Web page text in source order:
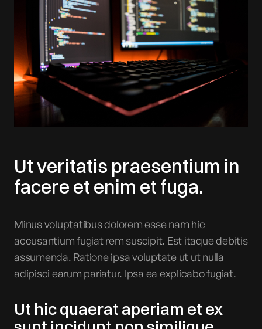
Ut veritatis praesentium in
facere et enim et fuga.
Minus voluptatibus dolorem esse nam hic
accusantium fugiat rem suscipit. Est itaque debitis
assumenda. Ratione ipsa voluptate ut ut nulla
adipisci earum pariatur. Ipsa ea explicabo fugiat.
Ut hic quaerat aperiam et ex